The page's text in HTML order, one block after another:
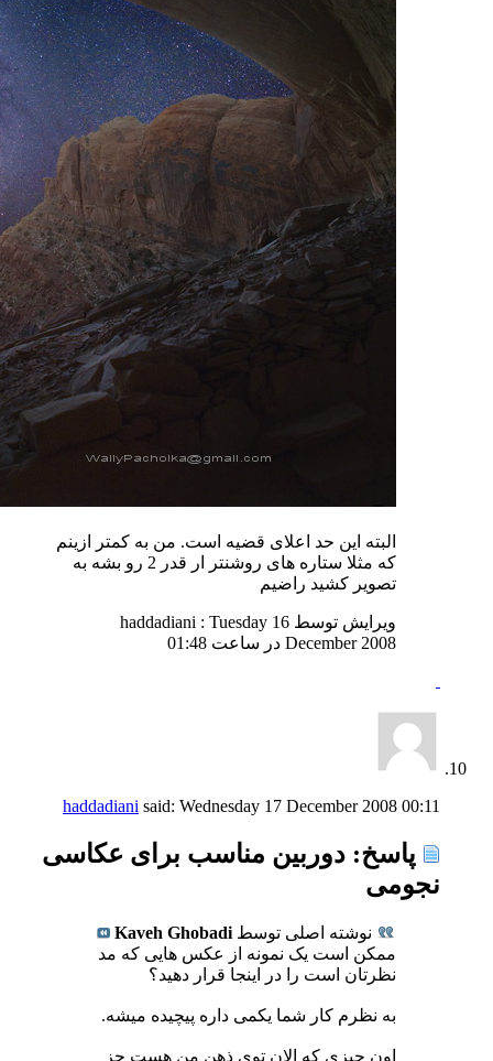
البته این حد اعلای قضیه است. من به کمتر ازینم
که مثلا ستاره های روشنتر ار قدر 2 رو بشه به
تصویر کشید راضیم
ویرایش توسط haddadiani : Tuesday 16
December 2008 در ساعت
01:48
haddadiani said: Wednesday 17 December 2008 00:11
پاسخ: دوربین مناسب برای عکاسی
نجومی
نوشته اصلی توسط Kaveh Ghobadi
ممکن است یک نمونه از عکس هایی که مد
نظرتان است را در اینجا قرار دهید؟
به نظرم کار شما یکمی داره پیچیده میشه.
اون چیزی که الان توی ذهن من هست جز